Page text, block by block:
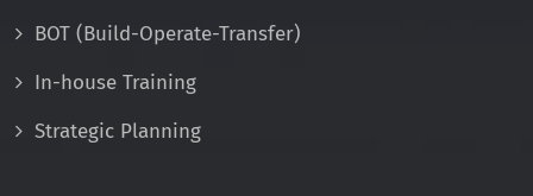
BOT (Build-Operate-Transfer)
In-house Training
Strategic Planning